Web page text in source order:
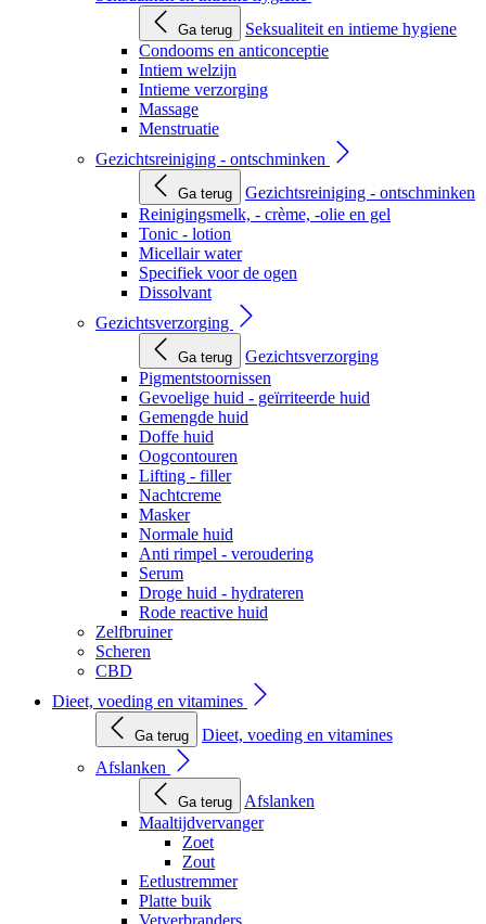
Ga terug
Seksualiteit en intieme hygiene
Condooms en anticonceptie
Intiem welzijn
Intieme verzorging
Massage
Menstruatie
Gezichtsreiniging - ontschminken
Ga terug
Gezichtsreiniging - ontschminken
Reinigingsmelk, - crème, -olie en gel
Tonic - lotion
Micellair water
Specifiek voor de ogen
Dissolvant
Gezichtsverzorging
Ga terug
Gezichtsverzorging
Pigmentstoornissen
Gevoelige huid - geïrriteerde huid
Gemengde huid
Doffe huid
Oogcontouren
Lifting - filler
Nachtcreme
Masker
Normale huid
Anti rimpel - veroudering
Serum
Droge huid - hydrateren
Rode reactive huid
Zelfbruiner
Scheren
CBD
Dieet, voeding en vitamines
Ga terug
Dieet, voeding en vitamines
Afslanken
Ga terug
Afslanken
Maaltijdvervanger
Zoet
Zout
Eetlustremmer
Platte buik
Vetverbranders